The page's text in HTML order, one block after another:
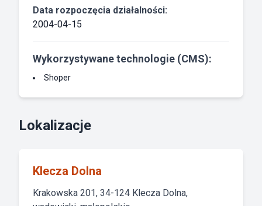
Data rozpoczęcia działalności:
2004-04-15
Wykorzystywane technologie (CMS):
Shoper
Lokalizacje
Klecza Dolna
Krakowska 201, 34-124 Klecza Dolna,